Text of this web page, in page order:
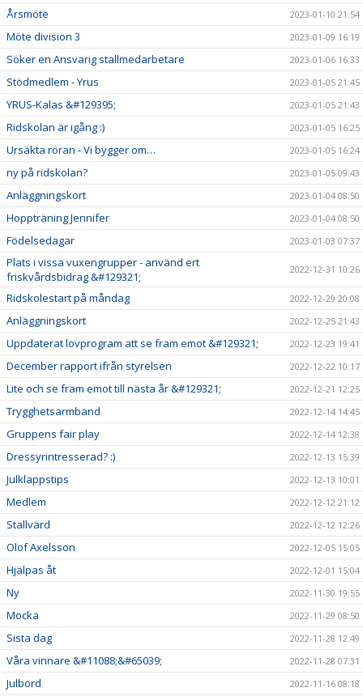
Årsmöte 2023-01-10 21:54
Möte division 3 2023-01-09 16:19
Söker en Ansvarig stallmedarbetare 2023-01-06 16:33
Stödmedlem - Yrus 2023-01-05 21:45
YRUS-Kalas &#129395; 2023-01-05 21:43
Ridskolan är igång :) 2023-01-05 16:25
Ursäkta röran - Vi bygger om… 2023-01-05 16:24
ny på ridskolan? 2023-01-05 09:43
Anläggningskort 2023-01-04 08:50
Hoppträning Jennifer 2023-01-04 08:50
Födelsedagar 2023-01-03 07:37
Plats i vissa vuxengrupper - använd ert
friskvårdsbidrag &#129321;
2022-12-31 10:26
Ridskolestart på måndag 2022-12-29 20:08
Anläggningskort 2022-12-25 21:43
Uppdaterat lovprogram att se fram emot &#129321; 2022-12-23 19:41
December rapport ifrån styrelsen 2022-12-22 10:17
Lite och se fram emot till nästa år &#129321; 2022-12-21 12:25
Trygghetsarmband 2022-12-14 14:45
Gruppens fair play 2022-12-14 12:38
Dressyrintresserad? :) 2022-12-13 15:39
Julklappstips 2022-12-13 10:01
Medlem 2022-12-12 21:12
Stallvärd 2022-12-12 12:26
Olof Axelsson 2022-12-05 15:05
Hjälpas åt 2022-12-01 15:04
Ny 2022-11-30 19:55
Mocka 2022-11-29 08:50
Sista dag 2022-11-28 12:49
Våra vinnare &#11088;&#65039; 2022-11-28 07:31
Julbord 2022-11-16 08:18